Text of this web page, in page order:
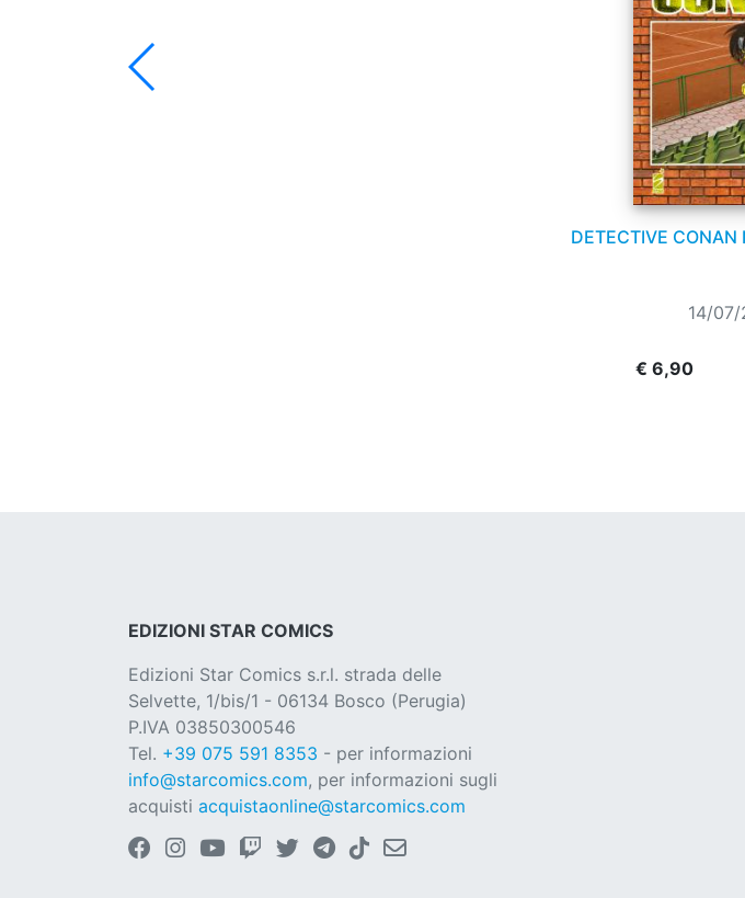
DETECTIVE CONAN
14/
€ 6,90
EDIZIONI STAR COMICS
Edizioni Star Comics s.r.l. strada delle
Selvette, 1/bis/1 - 06134 Bosco (Perugia)
P.IVA 03850300546
Tel. +39 075 591 8353 - per informazioni
info@starcomics.com, per informazioni sugli
acquisti acquistaonline@starcomics.com